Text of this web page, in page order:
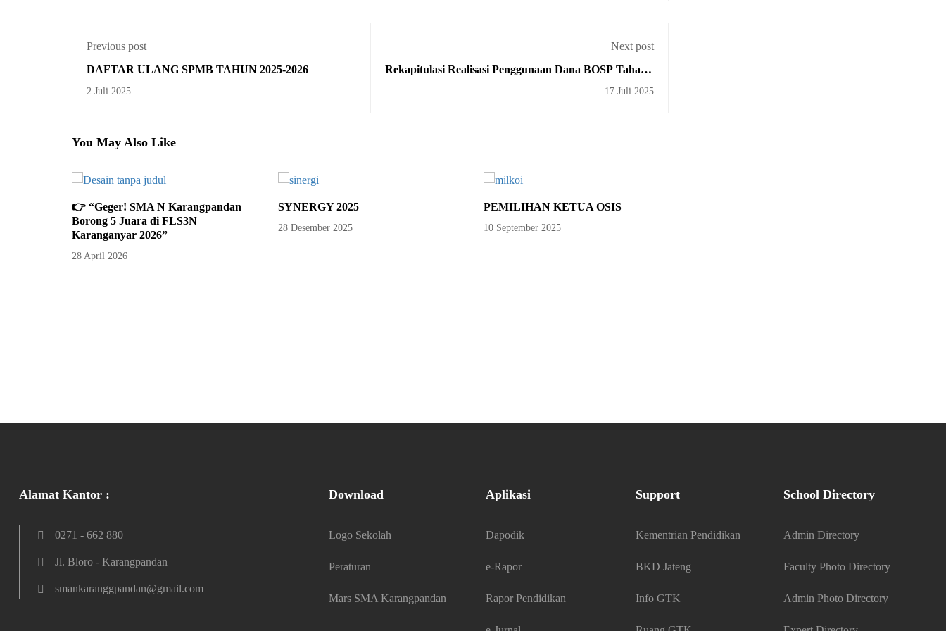
Previous post
DAFTAR ULANG SPMB TAHUN 2025-2026
2 Juli 2025
Next post
Rekapitulasi Realisasi Penggunaan Dana BOSP Tahap I
17 Juli 2025
You May Also Like
👉 “Geger! SMA N Karangpandan
Borong 5 Juara di FLS3N
Karanganyar 2026”
28 April 2026
SYNERGY 2025
28 Desember 2025
PEMILIHAN KETUA OSIS
10 September 2025
Alamat Kantor :
0271 - 662 880
Jl. Bloro - Karangpandan
smankaranggpandan@gmail.com
Download
Logo Sekolah
Peraturan
Mars SMA Karangpandan
Aplikasi
Dapodik
e-Rapor
Rapor Pendidikan
Support
Kementrian Pendidikan
BKD Jateng
Info GTK
School Directory
Admin Directory
Faculty Photo Directory
Admin Photo Directory